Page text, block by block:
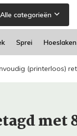
Alle categorieën
Sprei Hoeslaken
(printerloos)
met